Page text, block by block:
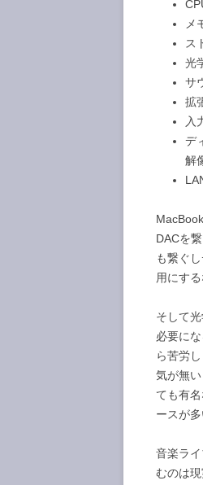
メ
ス
光
サ
拡
入
デ
解
DACを
も繋ぐ
用にす
そして
必要に
ら苦労
気が無
ても有
ースが
音楽ラ
むのは